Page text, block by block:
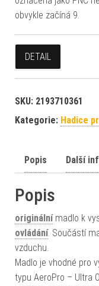
obvykle začíná 9.
DETAIL
SKU: 2193710361
Kategorie: Hadice
Popis Další
Popis
originálnímadlo k
ovládání. Součástí
vzduchu.
Madlo je vhodné pro
typu AeroPro – Ultra